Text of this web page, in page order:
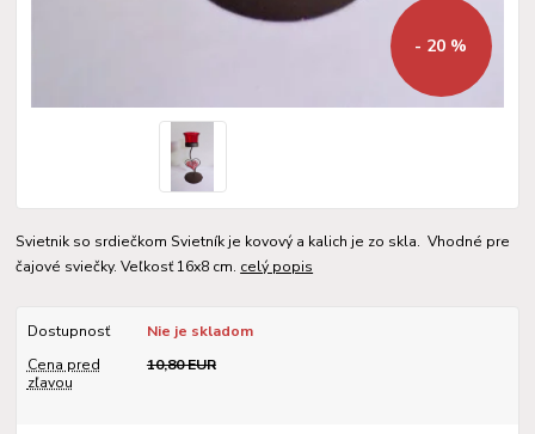
- 20 %
Svietnik so srdiečkom Svietník je kovový a kalich je zo skla. Vhodné pre
čajové sviečky. Veľkosť 16x8 cm. celý popis
Dostupnosť
Nie je skladom
Cena pred
zľavou
10,80 EUR